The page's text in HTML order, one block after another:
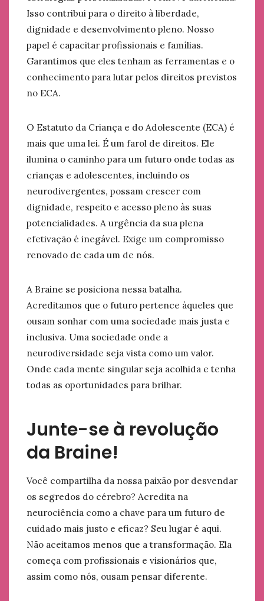
Isso contribui para o direito à liberdade,
dignidade e desenvolvimento pleno. Nosso
papel é capacitar profissionais e famílias.
Garantimos que eles tenham as ferramentas e o
conhecimento para lutar pelos direitos previstos
no ECA.
O Estatuto da Criança e do Adolescente (ECA) é
mais que uma lei. É um farol de direitos. Ele
ilumina o caminho para um futuro onde todas as
crianças e adolescentes, incluindo os
neurodivergentes, possam crescer com
dignidade, respeito e acesso pleno às suas
potencialidades. A urgência da sua plena
efetivação é inegável. Exige um compromisso
renovado de cada um de nós.
A Braine se posiciona nessa batalha.
Acreditamos que o futuro pertence àqueles que
ousam sonhar com uma sociedade mais justa e
inclusiva. Uma sociedade onde a
neurodiversidade seja vista como um valor.
Onde cada mente singular seja acolhida e tenha
todas as oportunidades para brilhar.
Junte-se à revolução
da Braine!
Você compartilha da nossa paixão por desvendar
os segredos do cérebro? Acredita na
neurociência como a chave para um futuro de
cuidado mais justo e eficaz? Seu lugar é aqui.
Não aceitamos menos que a transformação. Ela
começa com profissionais e visionários que,
assim como nós, ousam pensar diferente.